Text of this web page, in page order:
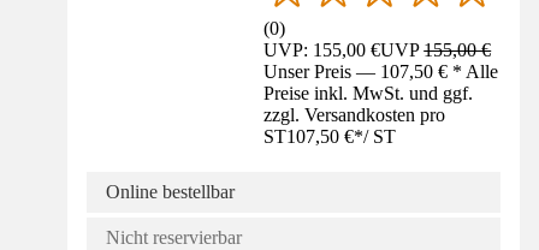
(0)
UVP: 155,00 €UVP155,00 €
Unser Preis — 107,50 € * Alle
Preise inkl. MwSt. und ggf.
zzgl. Versandkosten pro
ST107,50 €*/ ST
Online bestellbar
Nicht reservierbar